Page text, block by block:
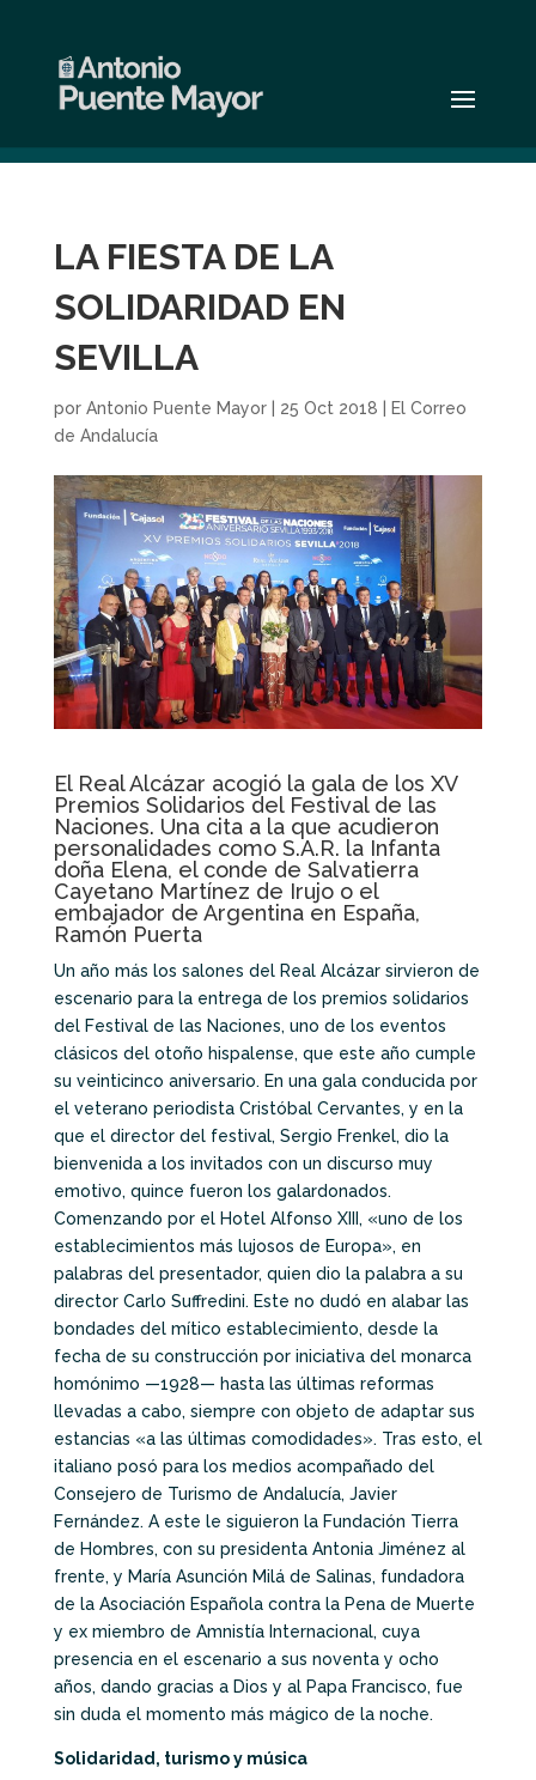
LA FIESTA DE LA
SOLIDARIDAD EN
SEVILLA
por Antonio Puente Mayor| 25 Oct 2018
El Correo
de Andalucía
El Real Alcázar acogió la gala de los XV
Premios Solidarios del Festival de las
Naciones. Una cita a la que acudieron
personalidades como S.A.R. la Infanta
doña Elena, el conde de Salvatierra
Cayetano Martínez de Irujo o el
embajador de Argentina en España,
Ramón Puerta
Un año más los salones del Real Alcázar sirvieron de
escenario para la entrega de los premios solidarios
del Festival de las Naciones, uno de los eventos
clásicos del otoño hispalense, que este año cumple
su veinticinco aniversario. En una gala conducida por
el veterano periodista Cristóbal Cervantes, y en la
que el director del festival, Sergio Frenkel, dio la
bienvenida a los invitados con un discurso muy
emotivo, quince fueron los galardonados.
Comenzando por el Hotel Alfonso XIII, «uno de los
establecimientos más lujosos de Europa», en
palabras del presentador, quien dio la palabra a su
director Carlo Suffredini. Este no dudó en alabar las
bondades del mítico establecimiento, desde la
fecha de su construcción por iniciativa del monarca
homónimo —1928— hasta las últimas reformas
llevadas a cabo, siempre con objeto de adaptar sus
estancias «a las últimas comodidades». Tras esto, el
italiano posó para los medios acompañado del
Consejero de Turismo de Andalucía, Javier
Fernández. A este le siguieron la Fundación Tierra
de Hombres, con su presidenta Antonia Jiménez al
frente, y María Asunción Milá de Salinas, fundadora
de la Asociación Española contra la Pena de Muerte
y ex miembro de Amnistía Internacional, cuya
presencia en el escenario a sus noventa y ocho
años, dando gracias a Dios y al Papa Francisco, fue
sin duda el momento más mágico de la noche.
Solidaridad, turismo y música